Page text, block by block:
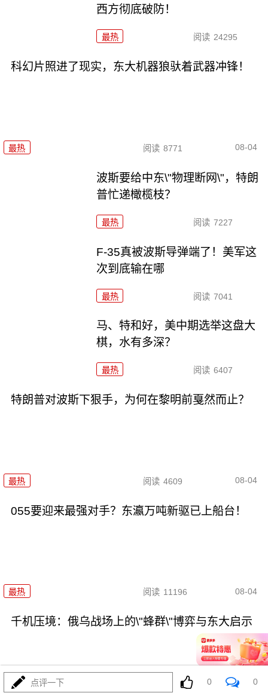
西方彻底破防！
最热 阅读 24295
科幻片照进了现实，东大机器狼驮着武器冲锋！
最热 阅读 8771 08-04
波斯要给中东\"物理断网\"，特朗
普忙递橄榄枝？
最热 阅读 7227
F-35真被波斯导弹端了！美军这
次到底输在哪
最热 阅读 7041
马、特和好，美中期选举这盘大
棋，水有多深？
最热 阅读 6407
特朗普对波斯下狠手，为何在黎明前戛然而止？
最热 阅读 4609 08-04
055要迎来最强对手？东瀛万吨新驱已上船台！
最热 阅读 11196 08-04
千机压境：俄乌战场上的\"蜂群\"博弈与东大启示
点评一下 0 0